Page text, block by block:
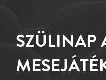
SZÜLINAP